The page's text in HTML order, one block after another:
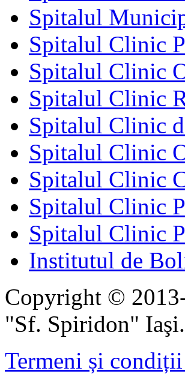
Spitalul
Spitalul Clinic
Spitalul Clinic
Spitalul Clinic
Spitalul Clinic
Spitalul Clinic
Spitalul Clinic
Spitalul Clinic
Spitalul Clinic
Institutul de
Copyright ©
"Sf. Spiridon"
Termeni și